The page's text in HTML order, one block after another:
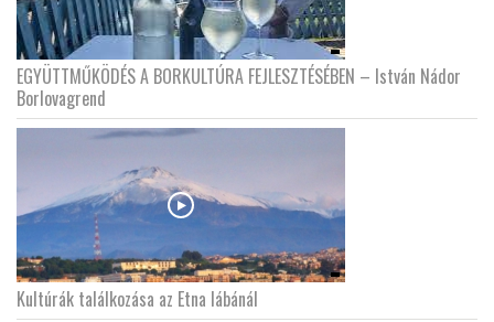
EGYÜTTMŰKÖDÉS A BORKULTÚRA FEJLESZTÉSÉBEN – István Nádor
Borlovagrend
Kultúrák találkozása az Etna lábánál